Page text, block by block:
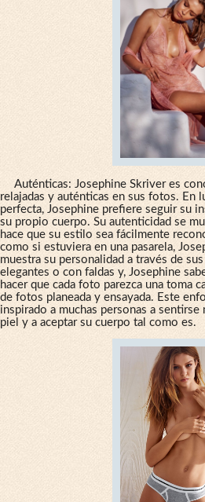
Auténticas: Josephine Skriver es
relajadas y auténticas en sus fotos. En
perfecta, Josephine prefiere seguir su
su propio cuerpo. Su autenticidad se
hace que su estilo sea fácilmente
como si estuviera en una pasarela,
muestra su personalidad a través de
elegantes o con faldas y, Josephine
hacer que cada foto parezca una toma
de fotos planeada y ensayada. Este
inspirado a muchas personas a
piel y a aceptar su cuerpo tal como es.